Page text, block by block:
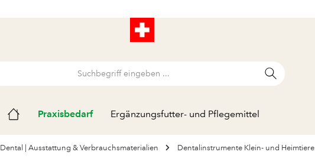
Praxisbedarf Ergänzungsfutter- und Pflegemittel
Dental | Ausstattung & Verbrauchsmaterialien Dentalinstrumente Klein- und Heimtiere